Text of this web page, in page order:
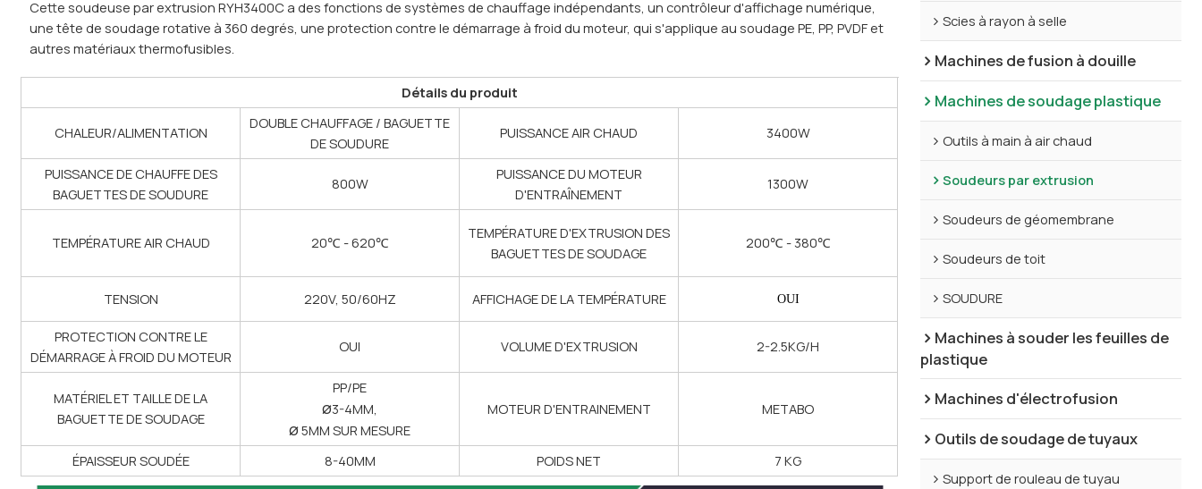
Cette soudeuse par extrusion RYH3400C a des fonctions de systèmes de chauffage indépendants, un contrôleur d'affichage numérique,
une tête de soudage rotative à 360 degrés, une protection contre le démarrage à froid du moteur, qui s'applique au soudage PE, PP, PVDF et
autres matériaux thermofusibles.
Détails du produit
CHALEUR/ALIMENTATION
DOUBLE CHAUFFAGE / BAGUETTE
DE SOUDURE
PUISSANCE AIR CHAUD 3400W
PUISSANCE DE CHAUFFE DES
BAGUETTES DE SOUDURE
800W
PUISSANCE DU MOTEUR
D'ENTRAÎNEMENT
1300W
TEMPÉRATURE AIR CHAUD 20℃ - 620℃
TEMPÉRATURE D'EXTRUSION DES
BAGUETTES DE SOUDAGE
200℃ - 380℃
TENSION 220V, 50/60HZ AFFICHAGE DE LA TEMPÉRATURE OUI
PROTECTION CONTRE LE
DÉMARRAGE À FROID DU MOTEUR
OUI VOLUME D'EXTRUSION 2-2.5KG/H
MATÉRIEL ET TAILLE DE LA
BAGUETTE DE SOUDAGE
PP/PE
ø3-4MM,
ø5MM SUR MESURE
MOTEUR D'ENTRAINEMENT METABO
ÉPAISSEUR SOUDÉE 8-40MM POIDS NET 7 KG
Scies à rayon à selle
Machines de fusion à douille
Machines de soudage plastique
Outils à main à air chaud
Soudeurs par extrusion
Soudeurs de géomembrane
Soudeurs de toit
SOUDURE
Machines à souder les feuilles de
plastique
Machines d'électrofusion
Outils de soudage de tuyaux
Support de rouleau de tuyau